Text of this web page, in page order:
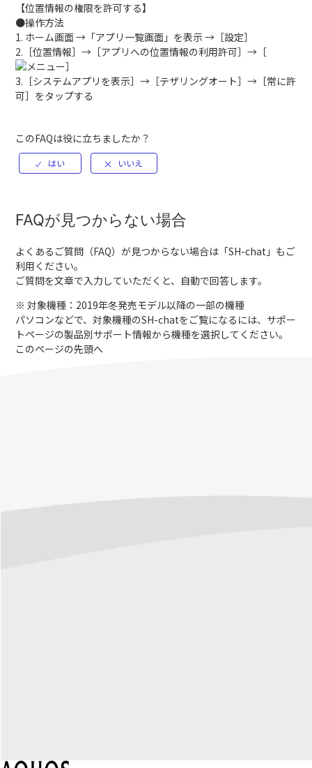
【位置情報の権限を許可する】
●操作方法
1. ホーム画面 →「アプリ一覧画面」を表示 →［設定］
2.［位置情報］→［アプリへの位置情報の利用許可］→［
］
3.［システムアプリを表示］→［テザリングオート］→［常に許
可］をタップする
このFAQは役に立ちましたか？
FAQが見つからない場合
よくあるご質問（FAQ）が見つからない場合は「SH-chat 」もご
利用ください。
ご質問を文章で入力していただくと、自動で回答します。
※ 対象機種：2019年冬発売モデル以降の一部の機種
パソコンなどで、対象機種のSH-chatをご覧になるには、サポー
トページの製品別サポート情報から機種を選択してください。
このページの先頭へ